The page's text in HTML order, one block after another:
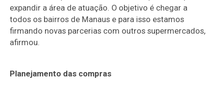
expandir a área de atuação. O objetivo é chegar a
todos os bairros de Manaus e para isso estamos
firmando novas parcerias com outros supermercados,
afirmou.
Planejamento das compras